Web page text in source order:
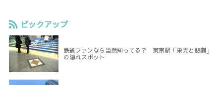
ピックアップ
鉄道ファンなら当然知ってる？ 東京駅「栄光と悲劇」
の隠れスポット